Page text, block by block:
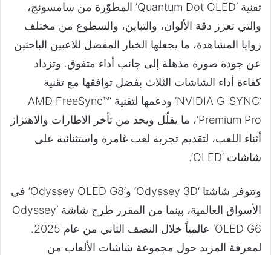
تقنية ‘Quantum Dot OLED’ المطوّرة من سامسونج،
والتي تعزز دقة الألوان، والتباين، والسطوع من مختلف
زوايا المشاهدة، ما يجعلها الخيار المفضل للاعبين الباحثين
عن جودة صورة مذهلة إلى جانب أداء متفوق. وتزداد
كفاءة أداء الشاشات الثلاث بفضل توافقها مع تقنية
‘NVIDIA G-SYNC’ ودعمها لتقنية ‘AMD FreeSync™
Premium Pro’، ما يقلّل ويحد من تأخر الاطارات والاهتزاز
أثناء اللعب، لتقديم تجربة لعب غامرة واستثنائية على
شاشات ‘OLED’.
وتتوفر شاشتا ‘Odyssey 3D’ و’Odyssey OLED G8’ في
الأسواق العالمية، بينما من المقرر طرح شاشة ‘Odyssey
OLED G6’ عالمياً خلال النصف الثاني من عام 2025.
لمعرفة المزيد حول مجموعة شاشات الألعاب من